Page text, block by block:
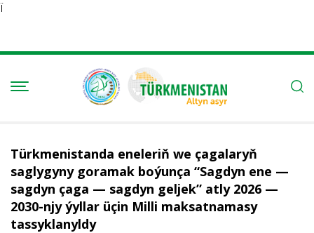
Ï
Türkmenistanda eneleriň we çagalaryň
saglygyny goramak boýunça “Sagdyn ene —
sagdyn çaga — sagdyn geljek” atly 2026 —
2030-njy ýyllar üçin Milli maksatnamasy
tassyklanyldy